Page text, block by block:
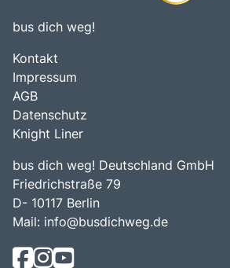
bus dich weg!
Kontakt
Impressum
AGB
Datenschutz
Knight Liner
bus dich weg! Deutschland GmbH
Friedrichstraße 79
D- 10117 Berlin
Mail: info@busdichweg.de